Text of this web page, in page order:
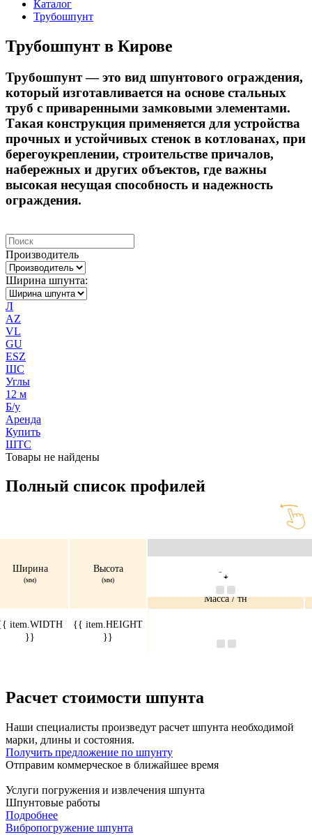
Каталог
Трубошпунт
Трубошпунт в Кирове
Трубошпунт — это вид шпунтового ограждения,
который изготавливается на основе стальных
труб с приваренными замковыми элементами.
Такая конструкция применяется для устройства
прочных и устойчивых стенок в котлованах, при
берегоукреплении, строительстве причалов,
набережных и других объектов, где важны
высокая несущая способность и надежность
ограждения.
Производитель
Ширина шпунта:
Л
AZ
VL
GU
ESZ
ШС
Углы
12 м
Б/у
Аренда
Купить
ШТС
Товары не найдены
Полный список профилей
Ширина
(мм)
Высота
(мм)
Масса / тн
item.WIDTH
}}
{{ item.HEIGHT
}}
Расчет стоимости шпунта
Наши специалисты произведут расчет шпунта необходимой
марки, длины и состояния.
Получить предложение по шпунту
Отправим коммерческое в ближайшее время
Услуги погружения и извлечения шпунта
Шпунтовые работы
Подробнее
Вибропогружение шпунта